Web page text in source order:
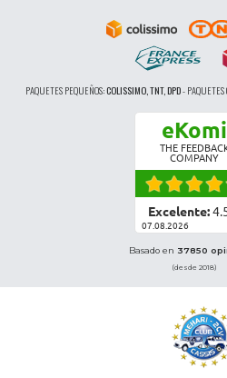
PAQUETES PEQUEÑOS:COLISSIMO, TNT, DPD-
eKomi
THE
COMPANY
Excelente:
07.08.2026
Basado en 37850
(desde 2018)